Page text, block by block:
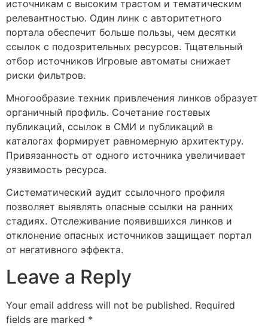
источникам с высоким трастом и тематическим
релевантностью. Один линк с авторитетного
портала обеспечит больше пользы, чем десятки
ссылок с подозрительных ресурсов. Тщательный
отбор источников Игровые автоматы снижает
риски фильтров.
Многообразие техник привлечения линков образует
органичный профиль. Сочетание гостевых
публикаций, ссылок в СМИ и публикаций в
каталогах формирует равномерную архитектуру.
Привязанность от одного источника увеличивает
уязвимость ресурса.
Систематический аудит ссылочного профиля
позволяет выявлять опасные ссылки на ранних
стадиях. Отслеживание появившихся линков и
отклонение опасных источников защищает портал
от негативного эффекта.
Leave a Reply
Your email address will not be published. Required
fields are marked *